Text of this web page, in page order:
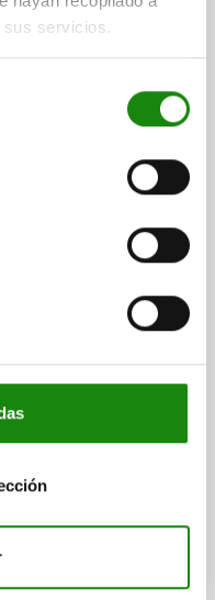
sus servicios.
FORMA:A SIN
DETALLES
MUELLE